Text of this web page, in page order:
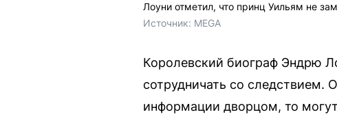
Лоуни отметил, что принц Уильям не
Источник: MEGA
Королевский биограф Эндрю
сотрудничать со следствием.
информации дворцом, то